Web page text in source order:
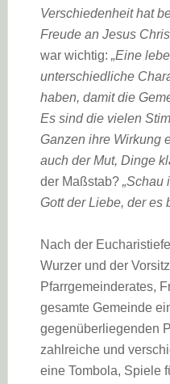
Verschiedenheit hat
Freude an Jesus
war wichtig: „Eine
unterschiedliche
haben, damit die
Es sind die vielen
Ganzen ihre Wirkung
auch der Mut, Dinge
der Maßstab? „Schau
Gott der Liebe, der es
Nach der
Wurzer und der
Pfarrgemeinderates,
gesamte Gemeinde
gegenüberliegenden
zahlreiche und
eine Tombola, Spiele